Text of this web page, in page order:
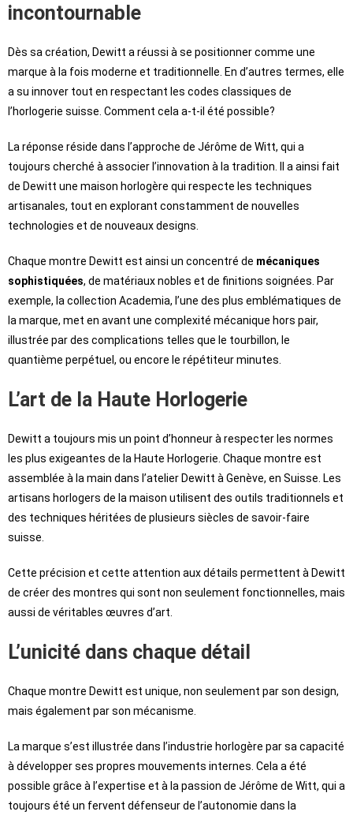
incontournable
Dès sa création, Dewitt a réussi à se positionner comme une
marque à la fois moderne et traditionnelle. En d’autres termes, elle
a su innover tout en respectant les codes classiques de
l’horlogerie suisse. Comment cela a-t-il été possible?
La réponse réside dans l’approche de Jérôme de Witt, qui a
toujours cherché à associer l’innovation à la tradition. Il a ainsi fait
de Dewitt une maison horlogère qui respecte les techniques
artisanales, tout en explorant constamment de nouvelles
technologies et de nouveaux designs.
Chaque montre Dewitt est ainsi un concentré de mécaniques
sophistiquées, de matériaux nobles et de finitions soignées. Par
exemple, la collection Academia, l’une des plus emblématiques de
la marque, met en avant une complexité mécanique hors pair,
illustrée par des complications telles que le tourbillon, le
quantième perpétuel, ou encore le répétiteur minutes.
L’art de la Haute Horlogerie
Dewitt a toujours mis un point d’honneur à respecter les normes
les plus exigeantes de la Haute Horlogerie. Chaque montre est
assemblée à la main dans l’atelier Dewitt à Genève, en Suisse. Les
artisans horlogers de la maison utilisent des outils traditionnels et
des techniques héritées de plusieurs siècles de savoir-faire
suisse.
Cette précision et cette attention aux détails permettent à Dewitt
de créer des montres qui sont non seulement fonctionnelles, mais
aussi de véritables œuvres d’art.
L’unicité dans chaque détail
Chaque montre Dewitt est unique, non seulement par son design,
mais également par son mécanisme.
La marque s’est illustrée dans l’industrie horlogère par sa capacité
à développer ses propres mouvements internes. Cela a été
possible grâce à l’expertise et à la passion de Jérôme de Witt, qui a
toujours été un fervent défenseur de l’autonomie dans la